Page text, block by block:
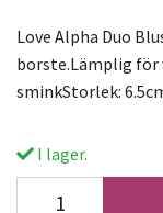
Love Alpha Duo
borste.Lämplig för
sminkStorlek:
I lager.